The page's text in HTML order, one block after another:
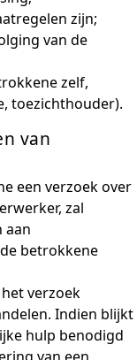
zijn;
van de
zelf,
toezichthouder).
van
een verzoek over
zal
aan
betrokkene
verzoek
Indien blijkt
hulp benodigd